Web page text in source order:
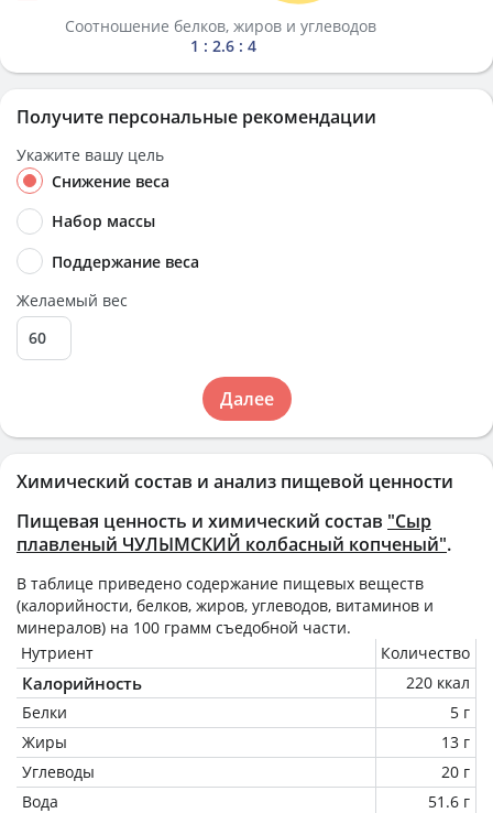
Химический состав и анализ пищевой ценности
Пищевая ценность и химический состав "Сыр
плавленый ЧУЛЫМСКИЙ колбасный копченый".
В таблице приведено содержание пищевых веществ
(калорийности, белков, жиров, углеводов, витаминов и
минералов) на 100 грамм съедобной части.
Нутриент
Количество
Калорийность
220 ккал
Белки
5 г
Жиры
13 г
Углеводы
20 г
Вода
51.6 г
Соотношение белков, жиров и углеводов
1 : 2.6 : 4
Получите персональные рекомендации
Укажите вашу цель
Снижение веса
Набор массы
Поддержание веса
Желаемый вес
Далее